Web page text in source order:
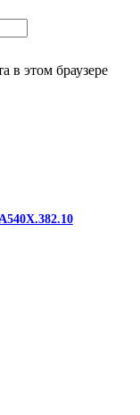
в этом браузере